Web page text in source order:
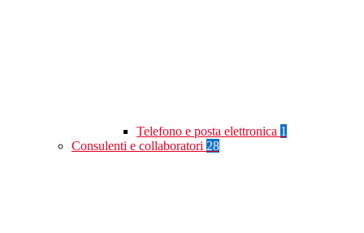
Telefono e posta elettronica 1
Consulenti e collaboratori 28